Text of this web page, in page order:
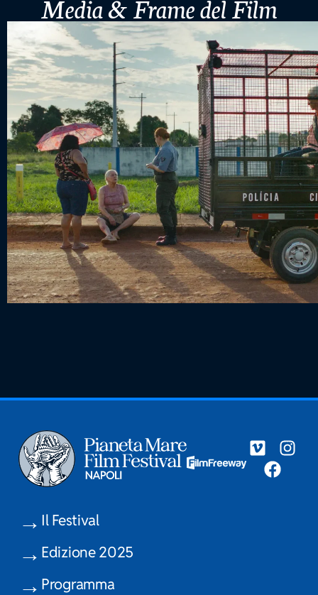
Media & Frame del Film
Il Festival
Edizione 2025
Programma